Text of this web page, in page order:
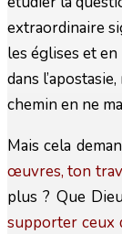
extraordinaire
les églises et
dans
chemin en ne
Mais cela
œuvres, ton
plus ? Que
supporter ceux